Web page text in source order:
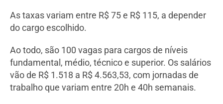
As taxas variam entre R$ 75 e R$ 115, a depender
do cargo escolhido.
Ao todo, são 100 vagas para cargos de níveis
fundamental, médio, técnico e superior. Os salários
vão de R$ 1.518 a R$ 4.563,53, com jornadas de
trabalho que variam entre 20h e 40h semanais.